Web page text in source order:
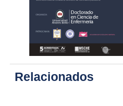
Relacionados